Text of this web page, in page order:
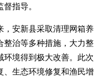
指导。
安新县采取清理网箱养
整治等多种措施，大力整
环境得到极大改善。此次
、生态环境修复和渔民增